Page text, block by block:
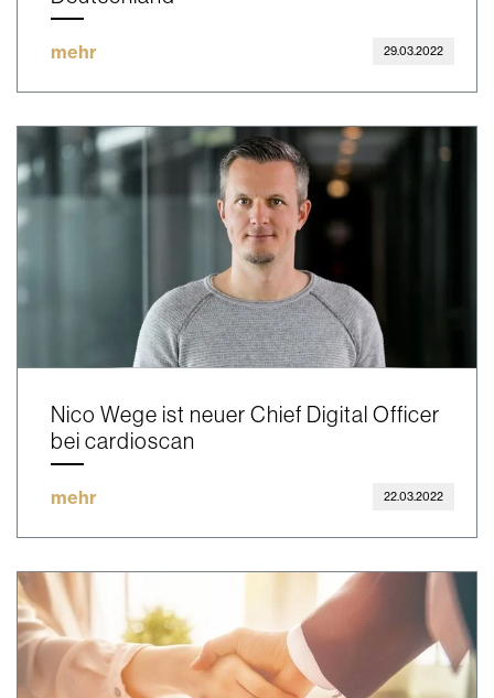
mehr 29.03.2022
Nico Wege ist neuer Chief Digital Officer
bei cardioscan
mehr 22.03.2022